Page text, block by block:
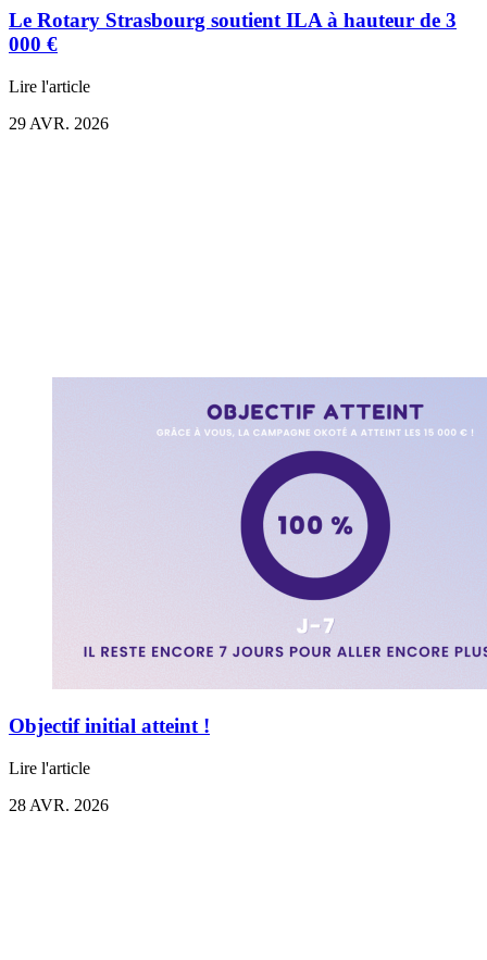
Le Rotary Strasbourg soutient ILA à hauteur de 3
000 €
Lire l'article
29 AVR. 2026
Objectif initial atteint !
Lire l'article
28 AVR. 2026